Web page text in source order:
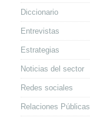
Diccionario
Entrevistas
Estrategias
Noticias del sector
Redes sociales
Relaciones Públicas